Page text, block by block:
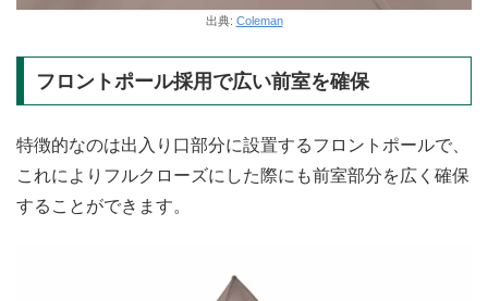
出典: Coleman
フロントポール採用で広い前室を確保
特徴的なのは出入り口部分に設置するフロントポールで、
これによりフルクローズにした際にも前室部分を広く確保
することができます。